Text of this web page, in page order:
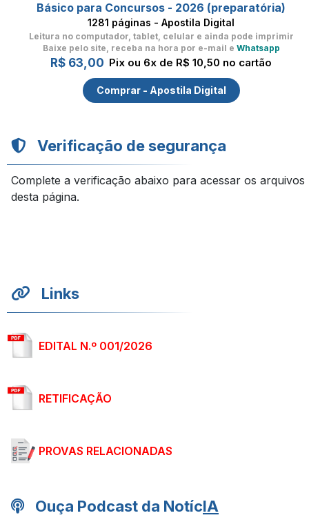
Básico para Concursos - 2026 (preparatória)
1281 páginas - Apostila Digital
Leitura no computador, tablet, celular e ainda pode imprimir
Baixe pelo site, receba na hora por e-mail e Whatsapp
R$ 63,00 Pix ou 6x de R$ 10,50 no cartão
Comprar - Apostila Digital
Verificação de segurança
Complete a verificação abaixo para acessar os arquivos
desta página.
Links
EDITAL N.º 001/2026
RETIFICAÇÃO
PROVAS RELACIONADAS
Ouça Podcast da NotícIA